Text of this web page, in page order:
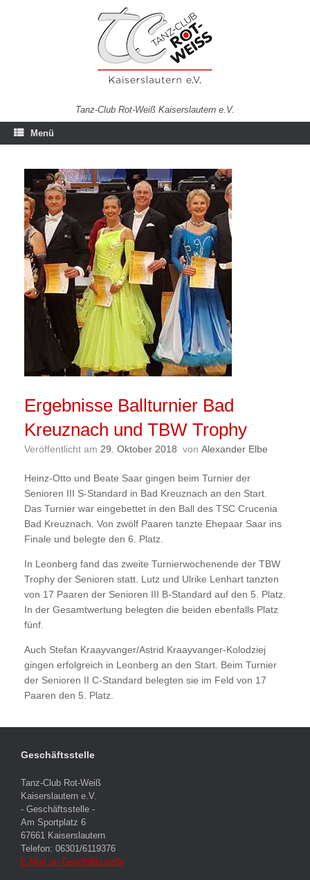
Tanz-Club Rot-Weiß Kaiserslautern e.V.
Menü
Ergebnisse Ballturnier Bad
Kreuznach und TBW Trophy
Veröffentlicht am 29. Oktober 2018 von Alexander Elbe
Heinz-Otto und Beate Saar gingen beim Turnier der
Senioren III S-Standard in Bad Kreuznach an den Start.
Das Turnier war eingebettet in den Ball des TSC Crucenia
Bad Kreuznach. Von zwölf Paaren tanzte Ehepaar Saar ins
Finale und belegte den 6. Platz.
In Leonberg fand das zweite Turnierwochenende der TBW
Trophy der Senioren statt. Lutz und Ulrike Lenhart tanzten
von 17 Paaren der Senioren III B-Standard auf den 5. Platz.
In der Gesamtwertung belegten die beiden ebenfalls Platz
fünf.
Auch Stefan Kraayvanger/Astrid Kraayvanger-Kolodziej
gingen erfolgreich in Leonberg an den Start. Beim Turnier
der Senioren II C-Standard belegten sie im Feld von 17
Paaren den 5. Platz.
Geschäftsstelle
Tanz-Club Rot-Weiß
Kaiserslautern e.V.
- Geschäftsstelle -
Am Sportplatz 6
67661 Kaiserslautern
Telefon: 06301/6119376
E-Mail an Geschäftsstelle